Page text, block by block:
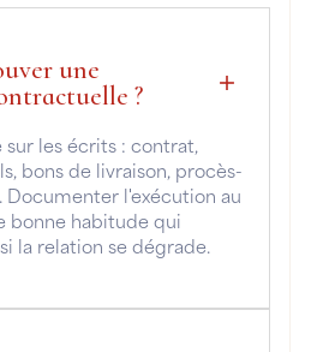
une
?
sur les écrits : contrat,
bons de livraison, procès-
Documenter l'exécution au
bonne habitude qui
la relation se dégrade.